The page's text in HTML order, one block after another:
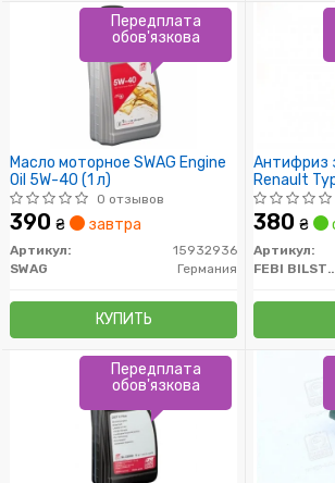
Масло моторное SWAG Engine
Oil 5W-40 (1 л)
0 отзывов
390 ₴ завтра
Артикул:
15932936
SWAG
Германия
КУПИТЬ
Передплата
обов'язкова
Антифриз
Renault
380 ₴
Артикул:
FEBI
Передплата
обов'язкова